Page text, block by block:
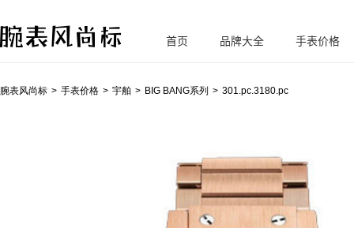
腕
首页 品牌大全 手表价格
腕表风尚标 手表价格 宇舶 BIG BANG系列 301.pc.3180.pc